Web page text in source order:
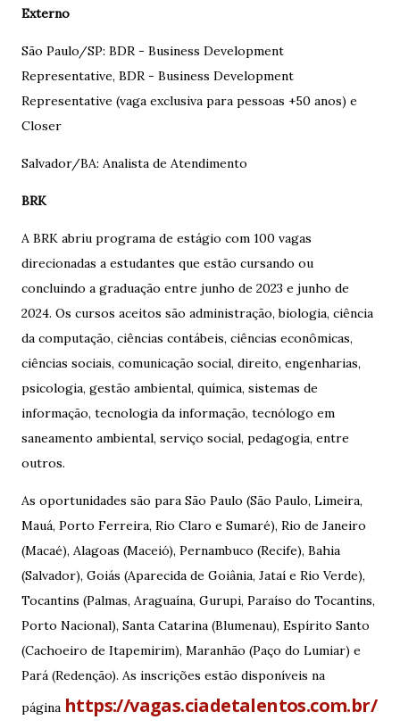
Externo
São Paulo/SP: BDR - Business Development
Representative, BDR - Business Development
Representative (vaga exclusiva para pessoas +50 anos) e
Closer
Salvador/BA: Analista de Atendimento
BRK
A BRK abriu programa de estágio com 100 vagas
direcionadas a estudantes que estão cursando ou
concluindo a graduação entre junho de 2023 e junho de
2024. Os cursos aceitos são administração, biologia, ciência
da computação, ciências contábeis, ciências econômicas,
ciências sociais, comunicação social, direito, engenharias,
psicologia, gestão ambiental, química, sistemas de
informação, tecnologia da informação, tecnólogo em
saneamento ambiental, serviço social, pedagogia, entre
outros.
As oportunidades são para São Paulo (São Paulo, Limeira,
Mauá, Porto Ferreira, Rio Claro e Sumaré), Rio de Janeiro
(Macaé), Alagoas (Maceió), Pernambuco (Recife), Bahia
(Salvador), Goiás (Aparecida de Goiânia, Jataí e Rio Verde),
Tocantins (Palmas, Araguaína, Gurupi, Paraíso do Tocantins,
Porto Nacional), Santa Catarina (Blumenau), Espírito Santo
(Cachoeiro de Itapemirim), Maranhão (Paço do Lumiar) e
Pará (Redenção). As inscrições estão disponíveis na
página https://vagas.ciadetalentos.com.br/